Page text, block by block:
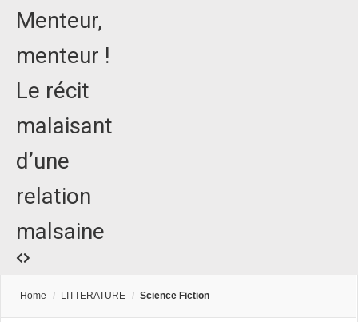
Menteur,
menteur !
Le récit
malaisant
d’une
relation
malsaine
Home / LITTERATURE / Science Fiction